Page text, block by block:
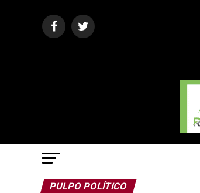
PULPO POLÍTICO